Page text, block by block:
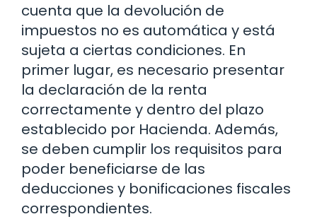
cuenta que la devolución de
impuestos no es automática y está
sujeta a ciertas condiciones. En
primer lugar, es necesario presentar
la declaración de la renta
correctamente y dentro del plazo
establecido por Hacienda. Además,
se deben cumplir los requisitos para
poder beneficiarse de las
deducciones y bonificaciones fiscales
correspondientes.